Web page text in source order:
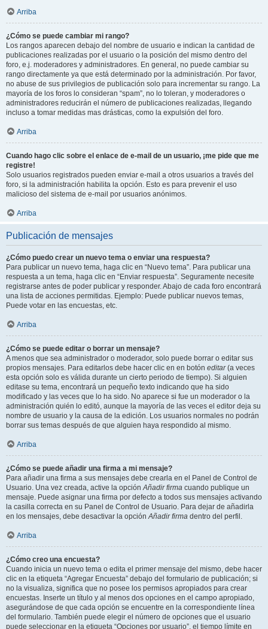
Arriba
¿Cómo se puede cambiar mi rango?
Los rangos aparecen debajo del nombre de usuario e indican la cantidad de
publicaciones realizadas por el usuario o la posición del mismo dentro del
foro, e.j. moderadores y administradores. En general, no puede cambiar su
rango directamente ya que está determinado por la administración. Por favor,
no abuse de sus privilegios de publicación solo para incrementar su rango. La
mayoría de los foros lo consideran “spam”, no lo toleran, y moderadores o
administradores reducirán el número de publicaciones realizadas, llegando
incluso a tomar medidas mas drásticas, como la expulsión del foro.
Arriba
Cuando hago clic sobre el enlace de e-mail de un usuario, ¡me pide que me
registre!
Solo usuarios registrados pueden enviar e-mail a otros usuarios a través del
foro, si la administración habilita la opción. Esto es para prevenir el uso
malicioso del sistema de e-mail por usuarios anónimos.
Arriba
Publicación de mensajes
¿Cómo puedo crear un nuevo tema o enviar una respuesta?
Para publicar un nuevo tema, haga clic en “Nuevo tema”. Para publicar una
respuesta a un tema, haga clic en “Enviar respuesta”. Seguramente necesite
registrarse antes de poder publicar y responder. Abajo de cada foro encontrará
una lista de acciones permitidas. Ejemplo: Puede publicar nuevos temas,
Puede votar en las encuestas, etc.
Arriba
¿Cómo se puede editar o borrar un mensaje?
A menos que sea administrador o moderador, solo puede borrar o editar sus
propios mensajes. Para editarlos debe hacer clic en en botón editar(a veces
esta opción solo es válida durante un cierto periodo de tiempo). Si alguien
editase su tema, encontrará un pequeño texto indicando que ha sido
modificado y las veces que lo ha sido. No aparece si fue un moderador o la
administración quién lo editó, aunque la mayoría de las veces el editor deja su
nombre de usuario y la causa de la edición. Los usuarios normales no podrán
borrar sus temas después de que alguien haya respondido al mismo.
Arriba
¿Cómo se puede añadir una firma a mi mensaje?
Para añadir una firma a sus mensajes debe crearla en el Panel de Control de
Usuario. Una vez creada, active la opciónAñadir firma cuando publique un
mensaje. Puede asignar una firma por defecto a todos sus mensajes activando
la casilla correcta en su Panel de Control de Usuario. Para dejar de añadirla
en los mensajes, debe desactivar la opciónAñadir firma dentro del perfil.
Arriba
¿Cómo creo una encuesta?
Cuando inicia un nuevo tema o edita el primer mensaje del mismo, debe hacer
clic en la etiqueta “Agregar Encuesta” debajo del formulario de publicación; si
no la visualiza, significa que no posee los permisos apropiados para crear
encuestas. Inserte un título y al menos dos opciones en el campo apropiado,
asegurándose de que cada opción se encuentre en la correspondiente línea
del formulario. También puede elegir el número de opciones que el usuario
puede seleccionar en la etiqueta “Opciones por usuario”, el tiempo límite en